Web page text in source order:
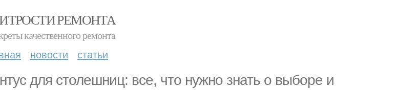
РЕМОНТА
качественного ремонта
новости статьи
для столешниц: все, что нужно знать о выборе и